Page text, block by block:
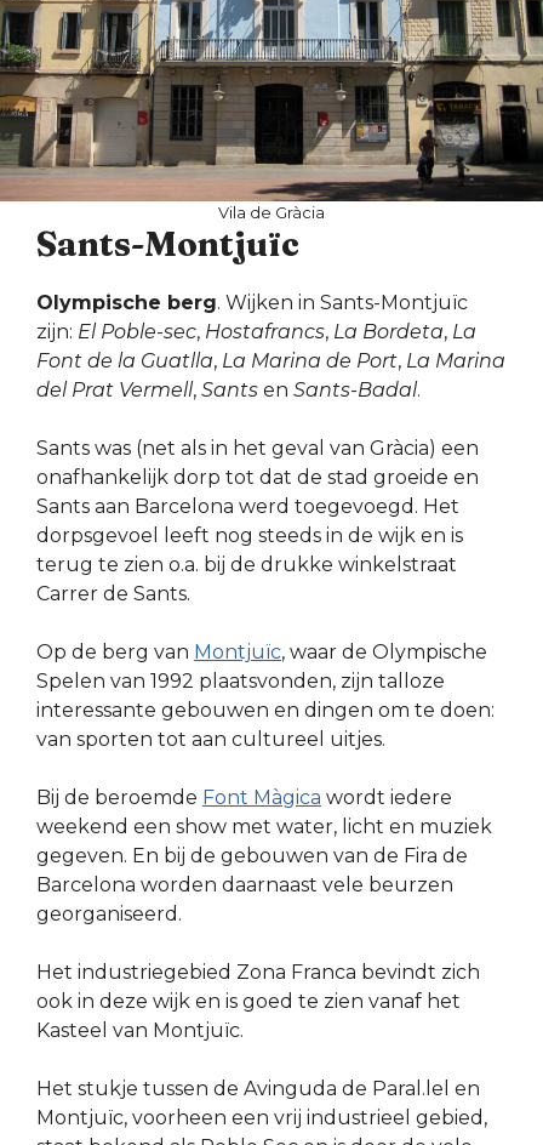
Vila de Gràcia
Sants-Montjuïc
Olympische berg. Wijken in Sants-Montjuïc
zijn: El Poble-sec, Hostafrancs, La Bordeta, La
Font de la Guatlla, La Marina de Port, La Marina
del Prat Vermell, Sants en Sants-Badal.
Sants was (net als in het geval van Gràcia) een
onafhankelijk dorp tot dat de stad groeide en
Sants aan Barcelona werd toegevoegd. Het
dorpsgevoel leeft nog steeds in de wijk en is
terug te zien o.a. bij de drukke winkelstraat
Carrer de Sants.
Op de berg van Montjuïc, waar de Olympische
Spelen van 1992 plaatsvonden, zijn talloze
interessante gebouwen en dingen om te doen:
van sporten tot aan cultureel uitjes.
Bij de beroemde Font Màgica wordt iedere
weekend een show met water, licht en muziek
gegeven. En bij de gebouwen van de Fira de
Barcelona worden daarnaast vele beurzen
georganiseerd.
Het industriegebied Zona Franca bevindt zich
ook in deze wijk en is goed te zien vanaf het
Kasteel van Montjuïc.
Het stukje tussen de Avinguda de Paral.lel en
Montjuïc, voorheen een vrij industrieel gebied,